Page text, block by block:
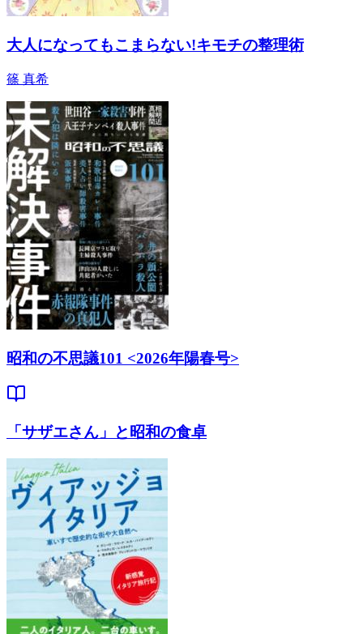
大人になってもこまらない!キモチの整理術
篠 真希
昭和の不思議101 <2026年陽春号>
「サザエさん」と昭和の食卓